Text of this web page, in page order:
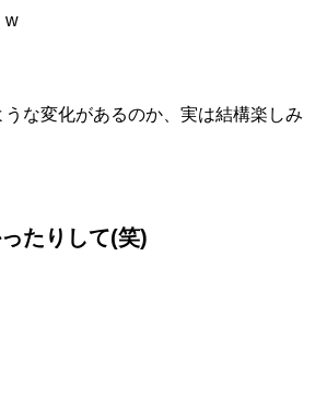
w
な変化があるのか、実は結構楽しみ
たりして(笑)